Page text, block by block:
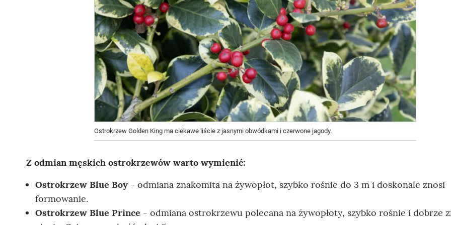
Ostrokrzew Golden King ma ciekawe liście z jasnymi obwódkami i czerwone jagody.
Z odmian męskich ostrokrzewów warto wymienić:
Ostrokrzew Blue Boy - odmiana znakomita na żywopłot, szybko rośnie do 3 m i doskonale znosi
formowanie.
Ostrokrzew Blue Prince - odmiana ostrokrzewu polecana na żywopłoty, szybko rośnie i dobrze